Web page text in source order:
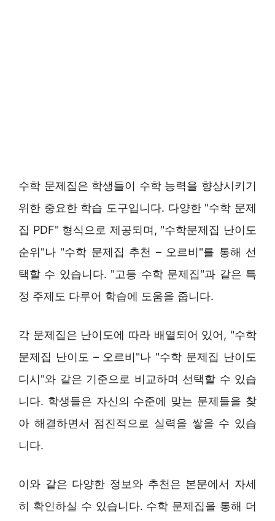
수학 문제집은 학생들이 수학 능력을 향상시키기
위한 중요한 학습 도구입니다. 다양한 "수학 문제
집 PDF" 형식으로 제공되며, "수학문제집 난이도
순위"나 "수학 문제집 추천 – 오르비"를 통해 선
택할 수 있습니다. "고등 수학 문제집"과 같은 특
정 주제도 다루어 학습에 도움을 줍니다.
각 문제집은 난이도에 따라 배열되어 있어, "수학
문제집 난이도 – 오르비"나 "수학 문제집 난이도
디시"와 같은 기준으로 비교하며 선택할 수 있습
니다. 학생들은 자신의 수준에 맞는 문제들을 찾
아 해결하면서 점진적으로 실력을 쌓을 수 있습
니다.
이와 같은 다양한 정보와 추천은 본문에서 자세
히 확인하실 수 있습니다. 수학 문제집을 통해 더